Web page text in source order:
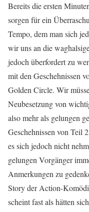
Bereits die ersten
sorgen für ein
Tempo, dem man sich
wir uns an die
jedoch überfordert zu
mit den Geschehnissen
Golden Circle. Wir
Neubesetzung von
also mehr als gelungen
Geschehnissen von Teil
es sich jedoch nicht
gelungen Vorgänger
Anmerkungen zu
Story der Action-
scheint fast als hätten